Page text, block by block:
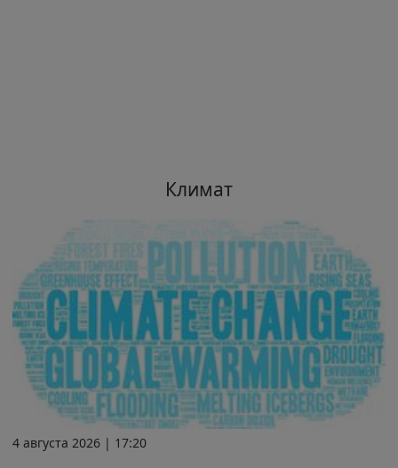
Климат
4 августа 2026 | 17:20